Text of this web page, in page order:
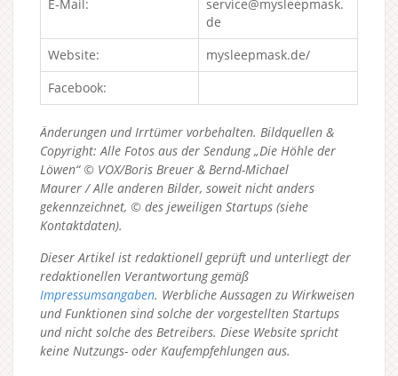
E-Mail:
service@mysleepmask.
de
Website:
mysleepmask.de/
Facebook:
Änderungen und Irrtümer vorbehalten. Bildquellen &
Copyright: Alle Fotos aus der Sendung „Die Höhle der
Löwen“ © VOX/Boris Breuer & Bernd-Michael
Maurer / Alle anderen Bilder, soweit nicht anders
gekennzeichnet, © des jeweiligen Startups (siehe
Kontaktdaten).
Dieser Artikel ist redaktionell geprüft und unterliegt der
redaktionellen Verantwortung gemäß
Impressumsangaben. Werbliche Aussagen zu Wirkweisen
und Funktionen sind solche der vorgestellten Startups
und nicht solche des Betreibers. Diese Website spricht
keine Nutzungs- oder Kaufempfehlungen aus.